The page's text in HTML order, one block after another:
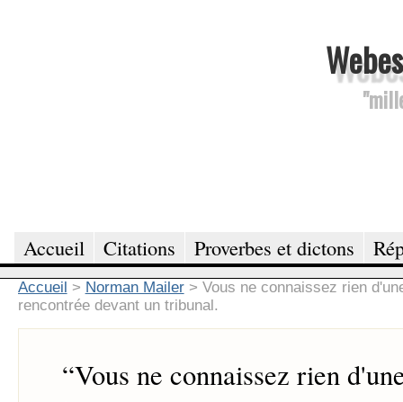
Accueil Citations Proverbes et dictons
Accueil > Norman Mailer > Vous ne connaissez rien
rencontrée devant un tribunal.
“Vous ne connaissez rien